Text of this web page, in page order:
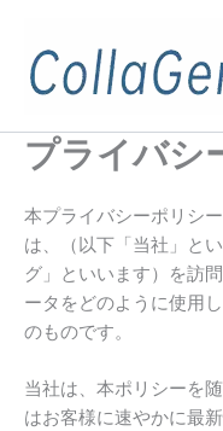
プライバシ
本プライバシーポリシ
は、（以下「当社」と
グ」といいます）を訪
ータをどのように使用
のものです。
当社は、本ポリシーを
はお客様に速やかに最